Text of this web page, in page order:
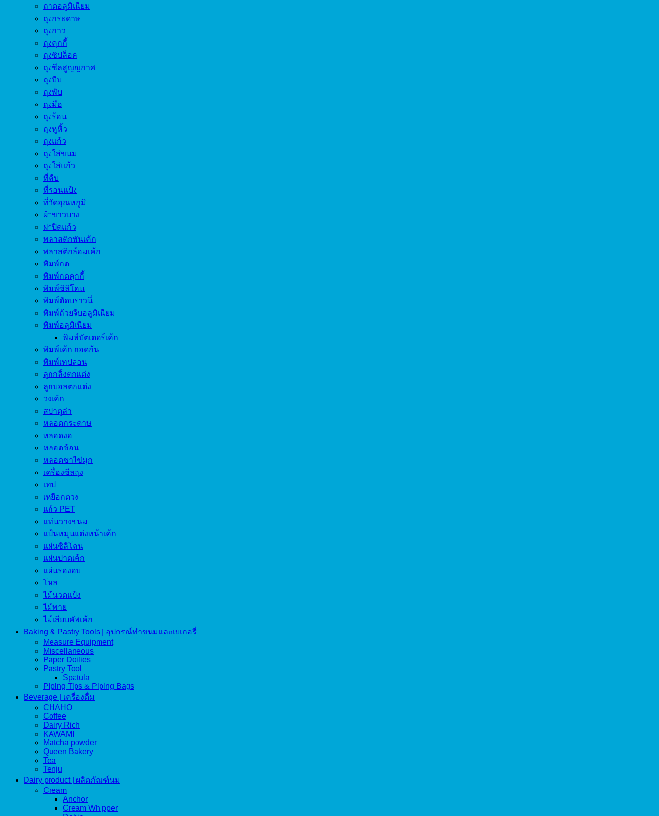
ถาดอลูมิเนียม
ถุงกระดาษ
ถุงกาว
ถุงคุกกี้
ถุงซิปล็อค
ถุงซีลสูญญกาศ
ถุงบีบ
ถุงพับ
ถุงมือ
ถุงร้อน
ถุงหูหิ้ว
ถุงแก้ว
ถุงใส่ขนม
ถุงใส่แก้ว
ที่คีบ
ที่รอนแป้ง
ที่วัดอุณหภูมิ
ผ้าขาวบาง
ฝาปิดแก้ว
พลาสติกพันเค้ก
พลาสติกล้อมเค้ก
พิมพ์กด
พิมพ์กดคุกกี้
พิมพ์ซิลิโคน
พิมพ์ตัดบราวนี่
พิมพ์ถ้วยจีบอลูมิเนียม
พิมพ์อลูมิเนียม
พิมพ์บัตเตอร์เค้ก
พิมพ์เค้ก ถอดก้น
พิมพ์เทปล่อน
ลูกกลิ้งตกแต่ง
ลูกบอลตกแต่ง
วงเค้ก
สปาตูล่า
หลอดกระดาษ
หลอดงอ
หลอดช้อน
หลอดชาไข่มุก
เครื่องซีลถุง
เทป
เหยือกตวง
แก้ว PET
แท่นวางขนม
แป้นหมุนแต่งหน้าเค้ก
แผ่นซิลิโคน
แผ่นปาดเค้ก
แผ่นรองอบ
โหล
ไม้นวดแป้ง
ไม้พาย
ไม้เสียบคัพเค้ก
Baking & Pastry Tools | อุปกรณ์ทำขนมและเบเกอรี่
Measure Equipment
Miscellaneous
Paper Doilies
Pastry Tool
Spatula
Piping Tips & Piping Bags
Beverage | เครื่องดื่ม
CHAHO
Coffee
Dairy Rich
KAWAMI
Matcha powder
Queen Bakery
Tea
Tenju
Dairy product | ผลิตภัณฑ์นม
Cream
Anchor
Cream Whipper